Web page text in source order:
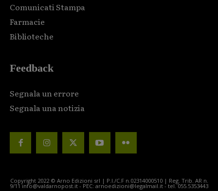
Comunicati Stampa
Farmacie
Biblioteche
Feedback
Segnala un errore
Segnala una notizia
Copyright 2022 © Arno Edizioni srl | P.I./C.F n.02314000510 | Reg. Trib. AR n.
9/11 info@valdarnopost.it - PEC: arnoedizioni@legalmail.it - tel. 055.5353443